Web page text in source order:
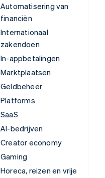
Automatisering van
financiën
Internationaal
zakendoen
In-appbetalingen
Marktplaatsen
Geldbeheer
Platforms
SaaS
AI-bedrijven
Creator economy
Gaming
Horeca, reizen en vrije